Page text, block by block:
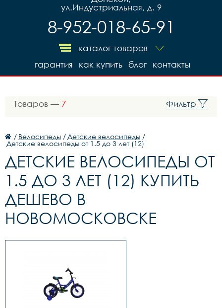
ул.Индустриальная, д. 9
8-952-018-65-91
каталог товаров
контакты
блог
как купить
гарантия
Товаров — 7 Фильтр
/ Велосипеды / Детские велосипеды /
Детские велосипеды от 1.5 до 3 лет (12)
ДЕТСКИЕ ВЕЛОСИПЕДЫ ОТ
1.5 ДО 3 ЛЕТ (12) КУПИТЬ
ДЕШЕВО В
НОВОМОСКОВСКЕ